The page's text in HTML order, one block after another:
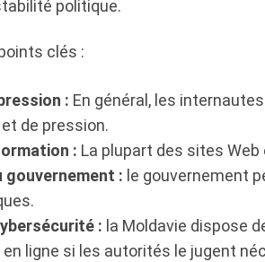
politique.
clés :
: En général, les
de pression.
: La plupart des sites
gouvernement : le gouvernement
: la Moldavie dispose
ligne si les autorités le jugent